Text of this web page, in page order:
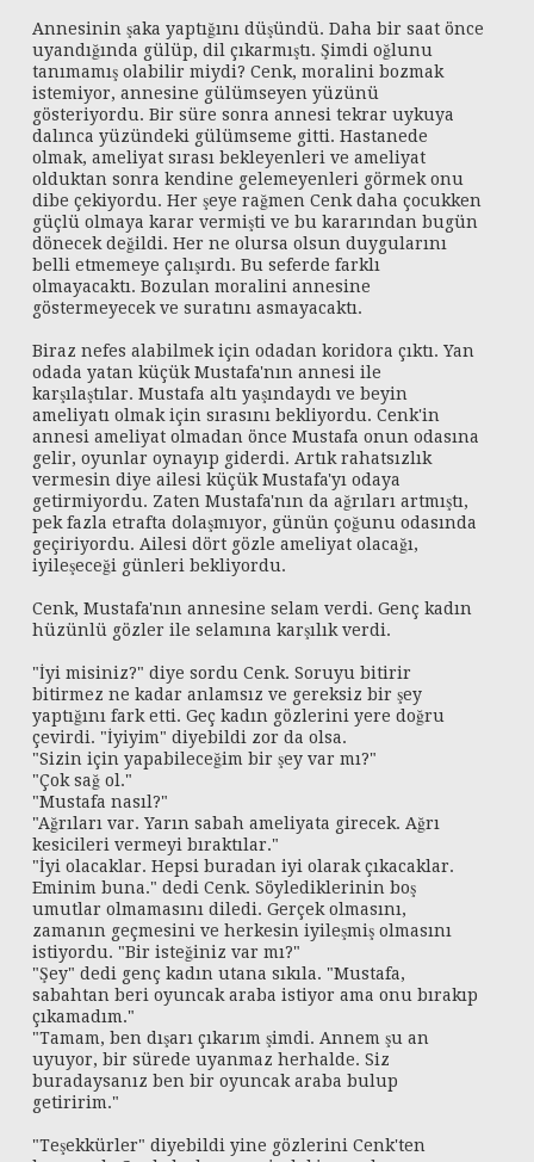
Annesinin şaka yaptığını düşündü. Daha bir saat önce
uyandığında gülüp, dil çıkarmıştı. Şimdi oğlunu
tanımamış olabilir miydi? Cenk, moralini bozmak
istemiyor, annesine gülümseyen yüzünü
gösteriyordu. Bir süre sonra annesi tekrar uykuya
dalınca yüzündeki gülümseme gitti. Hastanede
olmak, ameliyat sırası bekleyenleri ve ameliyat
olduktan sonra kendine gelemeyenleri görmek onu
dibe çekiyordu. Her şeye rağmen Cenk daha çocukken
güçlü olmaya karar vermişti ve bu kararından bugün
dönecek değildi. Her ne olursa olsun duygularını
belli etmemeye çalışırdı. Bu seferde farklı
olmayacaktı. Bozulan moralini annesine
göstermeyecek ve suratını asmayacaktı.
Biraz nefes alabilmek için odadan koridora çıktı. Yan
odada yatan küçük Mustafa'nın annesi ile
karşılaştılar. Mustafa altı yaşındaydı ve beyin
ameliyatı olmak için sırasını bekliyordu. Cenk'in
annesi ameliyat olmadan önce Mustafa onun odasına
gelir, oyunlar oynayıp giderdi. Artık rahatsızlık
vermesin diye ailesi küçük Mustafa'yı odaya
getirmiyordu. Zaten Mustafa'nın da ağrıları artmıştı,
pek fazla etrafta dolaşmıyor, günün çoğunu odasında
geçiriyordu. Ailesi dört gözle ameliyat olacağı,
iyileşeceği günleri bekliyordu.
Cenk, Mustafa'nın annesine selam verdi. Genç kadın
hüzünlü gözler ile selamına karşılık verdi.
"İyi misiniz?" diye sordu Cenk. Soruyu bitirir
bitirmez ne kadar anlamsız ve gereksiz bir şey
yaptığını fark etti. Geç kadın gözlerini yere doğru
çevirdi. "İyiyim" diyebildi zor da olsa.
"Sizin için yapabileceğim bir şey var mı?"
"Çok sağ ol."
"Mustafa nasıl?"
"Ağrıları var. Yarın sabah ameliyata girecek. Ağrı
kesicileri vermeyi bıraktılar."
"İyi olacaklar. Hepsi buradan iyi olarak çıkacaklar.
Eminim buna." dedi Cenk. Söylediklerinin boş
umutlar olmamasını diledi. Gerçek olmasını,
zamanın geçmesini ve herkesin iyileşmiş olmasını
istiyordu. "Bir isteğiniz var mı?"
"Şey" dedi genç kadın utana sıkıla. "Mustafa,
sabahtan beri oyuncak araba istiyor ama onu bırakıp
çıkamadım."
"Tamam, ben dışarı çıkarım şimdi. Annem şu an
uyuyor, bir sürede uyanmaz herhalde. Siz
buradaysanız ben bir oyuncak araba bulup
getiririm."
"Teşekkürler" diyebildi yine gözlerini Cenk'ten